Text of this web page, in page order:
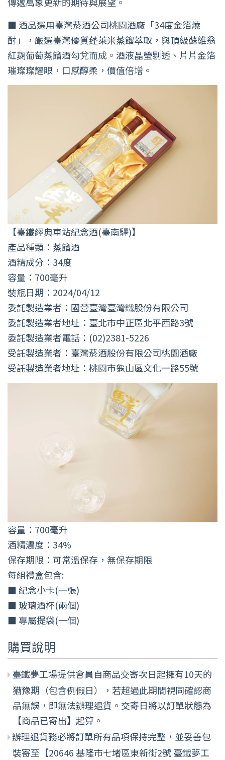
■ 酒品選用臺灣菸酒公司桃園酒廠「34度金箔燒
酎」，嚴選臺灣優質蓬萊米蒸餾萃取，與頂級蘇維翁
紅麹葡萄蒸餾酒勾兌而成。酒液晶瑩剔透、片片金箔
璀璨璨耀眼，口感醇柔，價值倍增。
【臺鐵經典車站紀念酒(臺南驛)】
產品種類：蒸餾酒
酒精成分：34度
容量：700毫升
裝瓶日期：2024/04/12
委託製造業者：國營臺灣臺灣鐵股份有限公司
委託製造業者地址：臺北市中正區北平西路3號
委託製造業者電話：(02)2381-5226
受託製造業者：臺灣菸酒股份有限公司桃園酒廠
受託製造業者地址：桃園市龜山區文化一路55號
容量：700毫升
酒精濃度：34%
保存期限：可常溫保存，無保存期限
每組禮盒包含:
■ 紀念小卡(一張)
■ 玻璃酒杯(兩個)
■ 專屬提袋(一個)
購買說明
臺鐵夢工場提供會員自商品交寄次日起擁有10天的
猶豫期（包含例假日），若超過此期間視同確認商
品無誤，即無法辦理退貨。交寄日將以訂單狀態為
【商品已寄出】起算。
辦理退貨務必將訂單所有品項保持完整，並妥善包
裝寄至【20646 基隆市七堵區東新街2號 臺鐵夢工